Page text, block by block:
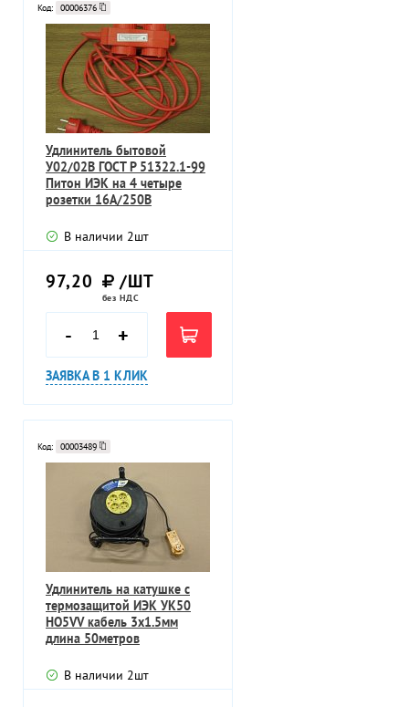
Код: 00006376
Удлинитель бытовой
У02/02В ГОСТ Р 51322.1-99
Питон ИЭК на 4 четыре
розетки 16А/250В
В наличии 2шт
97,20 /ШТ
без НДС
- +
ЗАЯВКА В 1 КЛИК
Код: 00003489
Удлинитель на катушке с
термозащитой ИЭК УК50
НО5VV кабель 3х1.5мм
длина 50метров
В наличии 2шт